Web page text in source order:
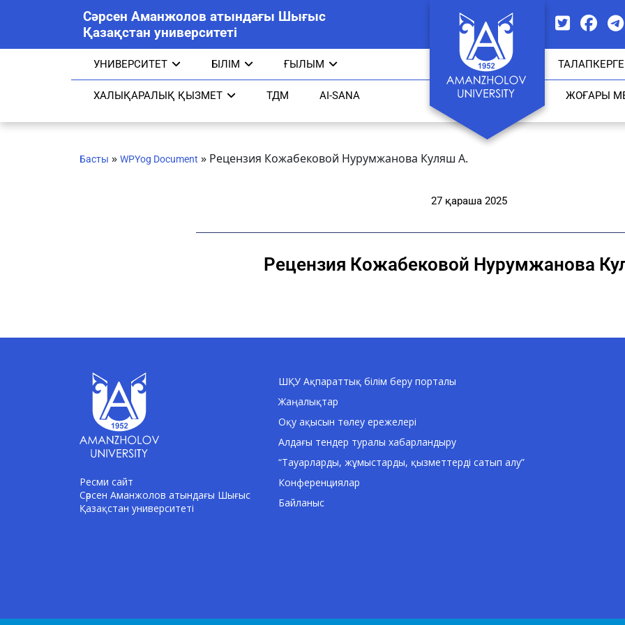
Сәрсен Аманжолов атындағы Шығыс
Қазақстан университеті
УНИВЕРСИТЕТ БІЛІМ ҒЫЛЫМ ТАЛАПКЕРГЕ
ХАЛЫҚАРАЛЫҚ ҚЫЗМЕТ ТДМ AI-SANA ЖОҒАРЫ
Басты » WPYog Document » Рецензия Кожабековой Нурумжанова Куляш А.
27 қараша 2025
Рецензия Кожабековой Нурумжанова
Ресми сайт
Сәрсен Аманжолов атындағы Шығыс
Қазақстан университеті
ШҚУ Ақпараттық білім беру порталы
Жаңалықтар
Оқу ақысын төлеу ережелері
Алдағы тендер туралы хабарландыру
“Тауарларды, жұмыстарды, қызметтерді сатып алу”
Конференциялар
Байланыс